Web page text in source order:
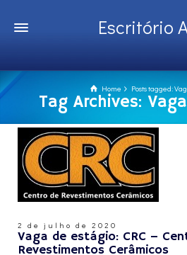
Escritório
Home Posts tagged:
Tag Archives:
2 de julho de 2020
Vaga de estágio: CRC –
Revestimentos Cerâmicos